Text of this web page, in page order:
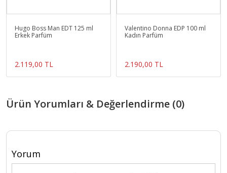
Hugo Boss Man EDT 125 ml
Erkek Parfüm
2.119,00 TL
Valentino Donna EDP 100 ml
Kadın Parfüm
2.190,00 TL
Ürün Yorumları & Değerlendirme (0)
Yorum